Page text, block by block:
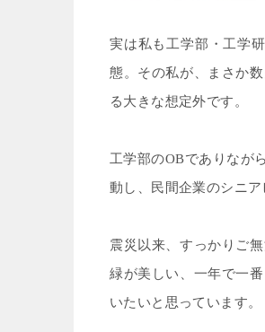
実は私も工学部・工学
態。その私が、まさか
る大きな想定外です。
工学部のOBでありなが
動し、民間企業のシニ
震災以来、すっかりご
緑が美しい、一年で一
いたいと思っています。